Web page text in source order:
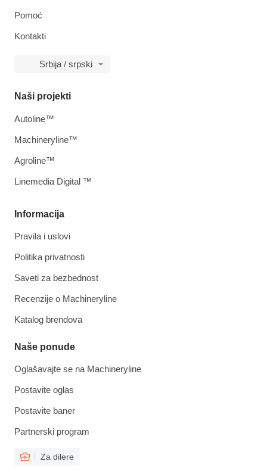
Pomoć
Kontakti
Srbija / srpski
Informacija
Pravila i uslovi
Politika privatnosti
Saveti za bezbednost
Recenzije o Machineryline
Katalog brendova
Naše ponude
Oglašavajte se na Machineryline
Postavite oglas
Postavite baner
Partnerski program
Za dilere
Naši projekti
Autoline™
Machineryline™
Agroline™
Linemedia Digital ™